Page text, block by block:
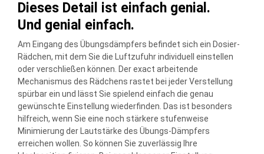
Dieses Detail ist einfach genial.
Und genial einfach.
Am Eingang des Übungsdämpfers befindet sich ein Dosier-
Rädchen, mit dem Sie die Luftzufuhr individuell einstellen
oder verschließen können. Der exact arbeitende
Mechanismus des Rädchens rastet bei jeder Verstellung
spürbar ein und lässt Sie spielend einfach die genau
gewünschte Einstellung wiederfinden. Das ist besonders
hilfreich, wenn Sie eine noch stärkere stufenweise
Minimierung der Lautstärke des Übungs-Dämpfers
erreichen wollen. So können Sie zuverlässig Ihre